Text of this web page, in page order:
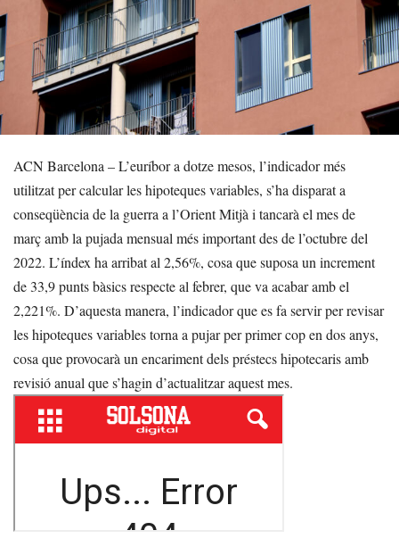
ACN Barcelona – L’euríbor a dotze mesos, l’indicador més
utilitzat per calcular les hipoteques variables, s’ha disparat a
conseqüència de la guerra a l’Orient Mitjà i tancarà el mes de
març amb la pujada mensual més important des de l’octubre del
2022. L’índex ha arribat al 2,56%, cosa que suposa un increment
de 33,9 punts bàsics respecte al febrer, que va acabar amb el
2,221%. D’aquesta manera, l’indicador que es fa servir per revisar
les hipoteques variables torna a pujar per primer cop en dos anys,
cosa que provocarà un encariment dels préstecs hipotecaris amb
revisió anual que s’hagin d’actualitzar aquest mes.